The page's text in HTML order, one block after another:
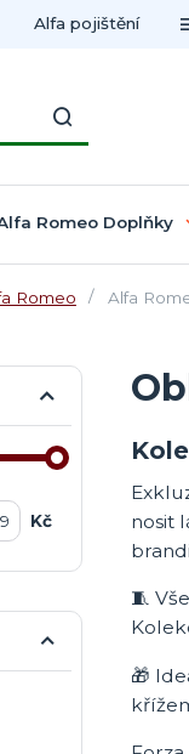
Alfa pojištění
Romeo Doplňky
Romeo Alfa
nosit
🧵
🎁
Kč